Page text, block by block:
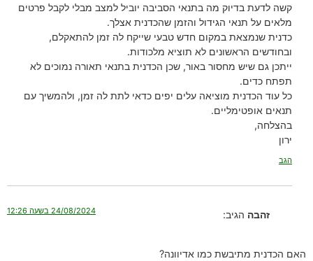
קשה לדעת בדיוק מה בתנאי הסביבה יוביל למצב מבלי לקבל פרטים
מלאים על תנאי הגידול והזמן שהכדנית אצלך.
כדנית שנמצאת במקום חדש טבעי שייקח לה זמן להתאקלם,
ובחודשים הראשונים לא תוציא מלכודות.
ייתכן גם שיש מחסור באור, שכן הכדנית בתנאי תאורה נמוכים לא
תפתח כדים.
כל עוד הכדנית מוציאה עלים יפים כדאי לתת לה זמן, ולהמשיך עם
תנאים אופטימליים.
בהצלחה,
ירון
הגב
זהבה הגיב: 24/08/2024 בשעה 12:26
האם הכדנית מתיבשת כמו אדיוונה?